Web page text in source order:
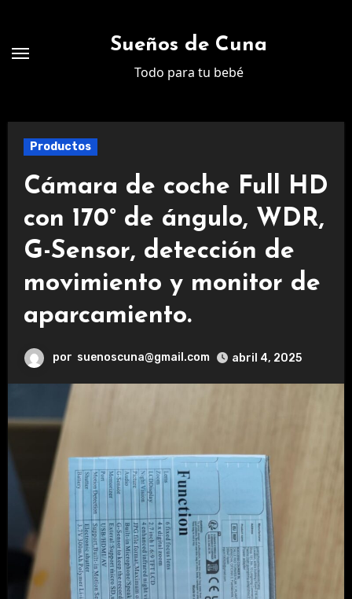
contenido
Sueños de Cuna
Todo para tu bebé
Productos
Cámara de coche Full HD
con 170° de ángulo, WDR,
G-Sensor, detección de
movimiento y monitor de
aparcamiento.
por suenoscuna@gmail.com abril 4, 2025